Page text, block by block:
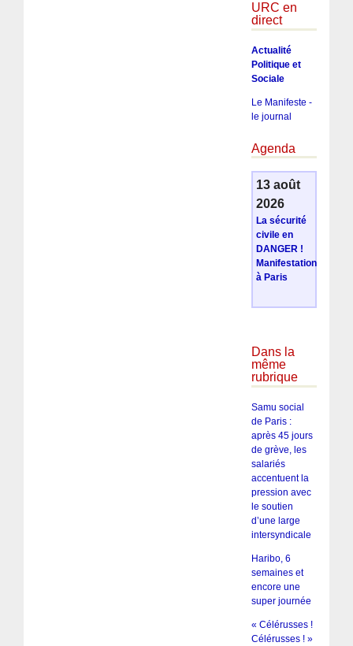
URC en
direct
Actualité
Politique et
Sociale
Le Manifeste -
le journal
Agenda
13 août
2026
La sécurité
civile en
DANGER !
Manifestation
à Paris
Dans la
même
rubrique
Samu social
de Paris :
après 45 jours
de grève, les
salariés
accentuent la
pression avec
le soutien
d’une large
intersyndicale
Haribo, 6
semaines et
encore une
super journée
« Célérusses !
Célérusses ! »